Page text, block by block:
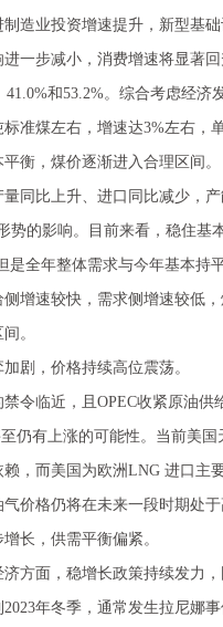
造业投资增速提升，新型基
一步减小，消费增速将显著
和53.2%。综合考虑经
准煤左右，增速达3%左右，
，煤价逐渐进入合理区间。
比上升、进口同比减少，产
势的影响。目前来看，稳住
是全年整体需求与今年基本
增速较快，需求侧增速较低
。
，价格持续高位震荡。
临近，且OPEC收紧原油供
仍有上涨的可能性。当前美
，而美国为欧洲LNG 进口主
价格仍将在未来一段时期处
，供需平衡偏紧。
面，稳增长政策持续发力，
年冬季，通常发生拉尼娜